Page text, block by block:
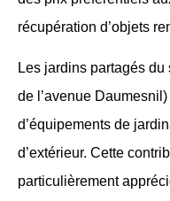
récupération d’objets
Les jardins partagés
de l’avenue
d’équipements de
d’extérieur. Cette
particulièrement